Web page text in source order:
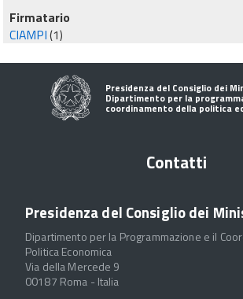
Firmatario
CIAMPI(1)
Presidenza del Consiglio dei
Dipartimento per la
coordinamento della politica
Contatti
Presidenza del Consiglio dei
Dipartimento per la Programmazione e il
Politica Economica
Via della Mercede 9
00187 Roma - Italia